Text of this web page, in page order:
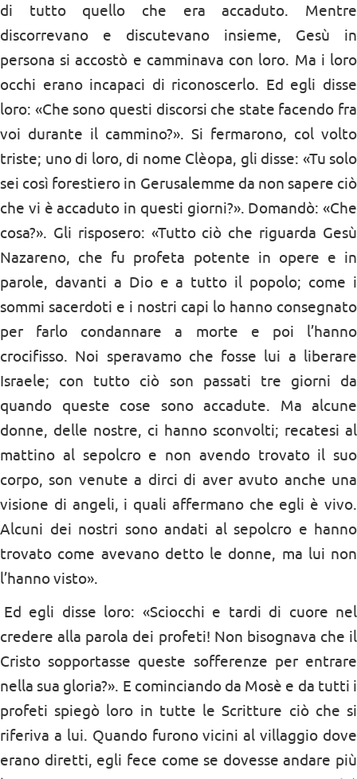
di tutto quello che era accaduto. Mentre
discorrevano e discutevano insieme, Gesù in
persona si accostò e camminava con loro. Ma i loro
occhi erano incapaci di riconoscerlo. Ed egli disse
loro: «Che sono questi discorsi che state facendo fra
voi durante il cammino?». Si fermarono, col volto
triste; uno di loro, di nome Clèopa, gli disse: «Tu solo
sei così forestiero in Gerusalemme da non sapere ciò
che vi è accaduto in questi giorni?». Domandò: «Che
cosa?». Gli risposero: «Tutto ciò che riguarda Gesù
Nazareno, che fu profeta potente in opere e in
parole, davanti a Dio e a tutto il popolo; come i
sommi sacerdoti e i nostri capi lo hanno consegnato
per farlo condannare a morte e poi l’hanno
crocifisso. Noi speravamo che fosse lui a liberare
Israele; con tutto ciò son passati tre giorni da
quando queste cose sono accadute. Ma alcune
donne, delle nostre, ci hanno sconvolti; recatesi al
mattino al sepolcro e non avendo trovato il suo
corpo, son venute a dirci di aver avuto anche una
visione di angeli, i quali affermano che egli è vivo.
Alcuni dei nostri sono andati al sepolcro e hanno
trovato come avevano detto le donne, ma lui non
l’hanno visto».
Ed egli disse loro: «Sciocchi e tardi di cuore nel
credere alla parola dei profeti! Non bisognava che il
Cristo sopportasse queste sofferenze per entrare
nella sua gloria?». E cominciando da Mosè e da tutti i
profeti spiegò loro in tutte le Scritture ciò che si
riferiva a lui. Quando furono vicini al villaggio dove
erano diretti, egli fece come se dovesse andare più